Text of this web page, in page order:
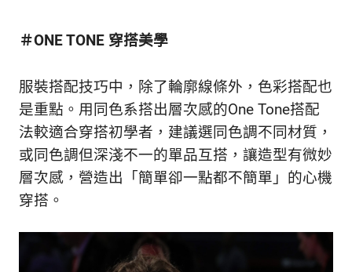
內
讓
獨
一
無
二
的
你
和
一
＃ONE TONE 穿搭美學
服裝搭配技巧中，除了輪廓線條外，色彩搭配也
是重點。用同色系搭出層次感的One Tone搭配
法較適合穿搭初學者，建議選同色調不同材質，
或同色調但深淺不一的單品互搭，讓造型有微妙
層次感，營造出「簡單卻一點都不簡單」的心機
穿搭。